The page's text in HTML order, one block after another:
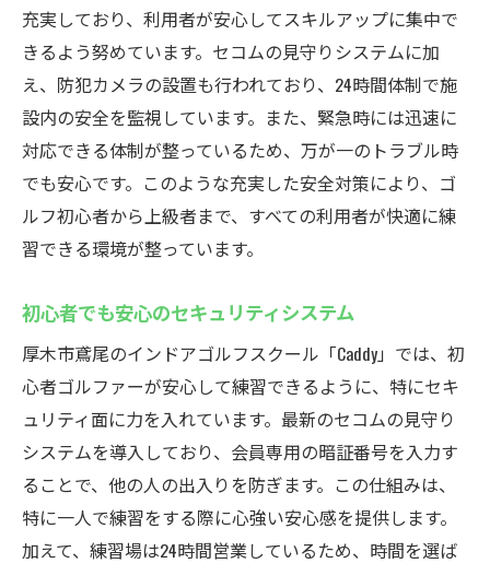
充実しており、利用者が安心してスキルアップに集中で
きるよう努めています。セコムの見守りシステムに加
え、防犯カメラの設置も行われており、24時間体制で施
設内の安全を監視しています。また、緊急時には迅速に
対応できる体制が整っているため、万が一のトラブル時
でも安心です。このような充実した安全対策により、ゴ
ルフ初心者から上級者まで、すべての利用者が快適に練
習できる環境が整っています。
初心者でも安心のセキュリティシステム
厚木市鳶尾のインドアゴルフスクール「Caddy」では、初
心者ゴルファーが安心して練習できるように、特にセキ
ュリティ面に力を入れています。最新のセコムの見守り
システムを導入しており、会員専用の暗証番号を入力す
ることで、他の人の出入りを防ぎます。この仕組みは、
特に一人で練習をする際に心強い安心感を提供します。
加えて、練習場は24時間営業しているため、時間を選ば